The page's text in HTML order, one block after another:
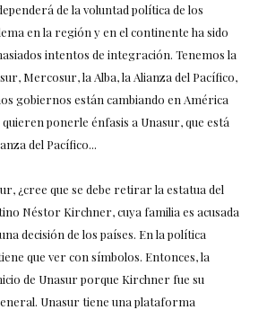
de la voluntad política de los
en la región y en el continente ha sido
intentos de integración. Tenemos la
Mercosur, la Alba, la Alianza del Pacífico,
gobiernos están cambiando en América
ponerle énfasis a Unasur, que está
del Pacífico...
¿cree que se debe retirar la estatua del
Néstor Kirchner, cuya familia es acusada
decisión de los países. En la política
que ver con símbolos. Entonces, la
de Unasur porque Kirchner fue su
Unasur tiene una plataforma